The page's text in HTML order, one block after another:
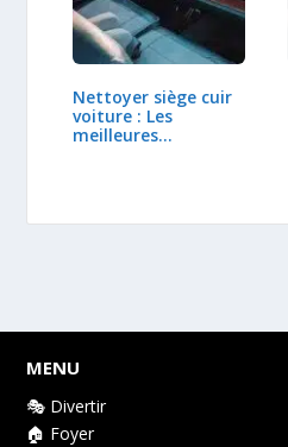
Nettoyer siège cuir
voiture : Les
meilleures
MENU
🎭 Divertir
🏠 Foyer